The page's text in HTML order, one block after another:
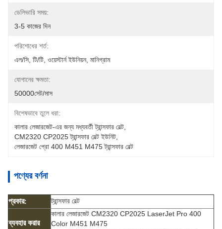
ডেলিভারি সময়:
3-5 কাজের দিন
পরিশোধের শর্ত:
এল/সি, টি/টি, ওয়েস্টার্ন ইউনিয়ন, মানিগ্রাম
যোগানের ক্ষমতা:
50000সেট/মাস
বিশেষভাবে তুলে ধরা:
কালার লেজারজেট-এর জন্য মধ্যবর্তী ট্রান্সফার বেল্ট
CM2320 CP2025 ট্রান্সফার বেল্ট ইউনিট
লেজারজেট প্রো 400 M451 M475 ট্রান্সফার বেল্ট
পণ্যের বর্ণনা
প্রকার: ট্রান্সফার বেল্ট
ব্যবহার করার
কালার লেজারজেট CM2320 CP2025 LaserJet Pro 400
Color M451 M475